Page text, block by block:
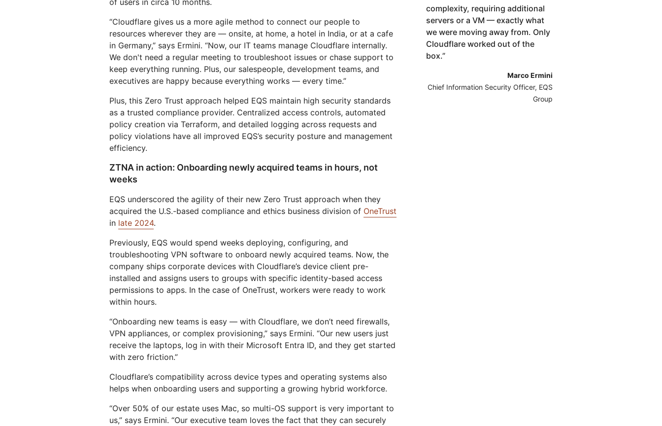
“Cloudflare gives us a more agile method to connect our people to
resources wherever they are — onsite, at home, a hotel in India, or at a cafe
in Germany,” says Ermini. “Now, our IT teams manage Cloudflare internally.
We don't need a regular meeting to troubleshoot issues or chase support to
keep everything running. Plus, our salespeople, development teams, and
executives are happy because everything works — every time.”
Plus, this Zero Trust approach helped EQS maintain high security standards
as a trusted compliance provider. Centralized access controls, automated
policy creation via Terraform, and detailed logging across requests and
policy violations have all improved EQS’s security posture and management
efficiency.
ZTNA in action: Onboarding newly acquired teams in hours, not
weeks
EQS underscored the agility of their new Zero Trust approach when they
acquired the U.S.-based compliance and ethics business division of OneTrust
in late 2024.
Previously, EQS would spend weeks deploying, configuring, and
troubleshooting VPN software to onboard newly acquired teams. Now, the
company ships corporate devices with Cloudflare’s device client pre-
installed and assigns users to groups with specific identity-based access
permissions to apps. In the case of OneTrust, workers were ready to work
within hours.
“Onboarding new teams is easy — with Cloudflare, we don’t need firewalls,
VPN appliances, or complex provisioning,” says Ermini. “Our new users just
receive the laptops, log in with their Microsoft Entra ID, and they get started
with zero friction.”
Cloudflare’s compatibility across device types and operating systems also
helps when onboarding users and supporting a growing hybrid workforce.
“Over 50% of our estate uses Mac, so multi-OS support is very important to
us,” says Ermini. “Our executive team loves the fact that they can securely
complexity, requiring additional
servers or a VM — exactly what
we were moving away from. Only
Cloudflare worked out of the
box.”
Marco Ermini
Chief Information Security Officer, EQS
Group